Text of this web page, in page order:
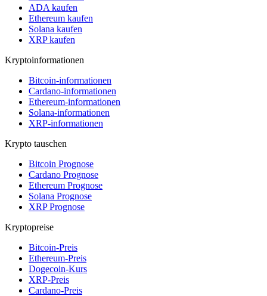
ADA kaufen
Ethereum kaufen
Solana kaufen
XRP kaufen
Kryptoinformationen
Bitcoin-informationen
Cardano-informationen
Ethereum-informationen
Solana-informationen
XRP-informationen
Krypto tauschen
Bitcoin Prognose
Cardano Prognose
Ethereum Prognose
Solana Prognose
XRP Prognose
Kryptopreise
Bitcoin-Preis
Ethereum-Preis
Dogecoin-Kurs
XRP-Preis
Cardano-Preis